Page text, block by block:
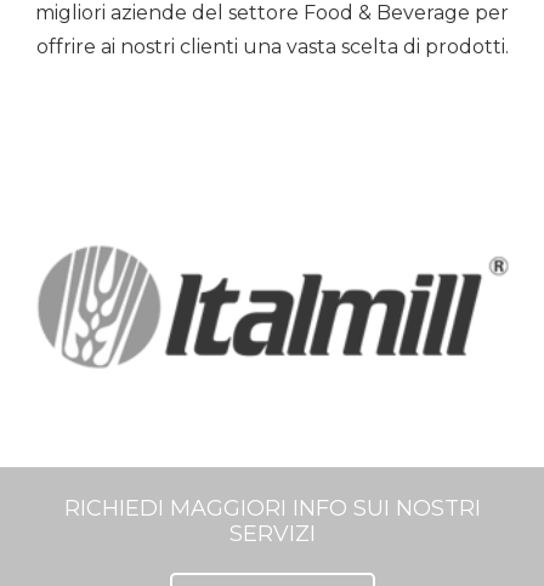
migliori aziende del settore Food & Beverage per
offrire ai nostri clienti una vasta scelta di prodotti.
RICHIEDI MAGGIORI INFO SUI NOSTRI
SERVIZI